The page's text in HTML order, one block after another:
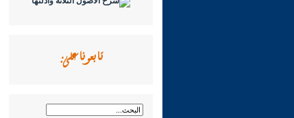
تابعونا على: